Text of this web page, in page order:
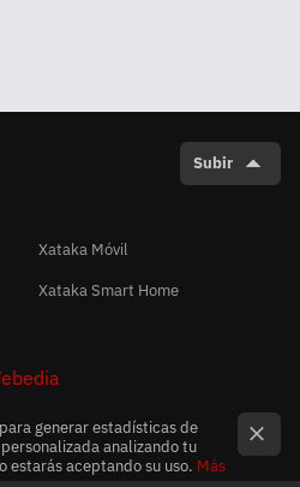
Subir
Xataka Móvil
Xataka Smart Home
generar estadísticas de
analizando tu
estarás aceptando su uso. Más